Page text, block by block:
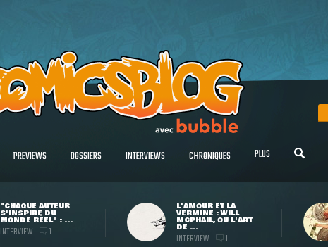
PREVIEWS DOSSIERS INTERVIEWS CHRONIQUES PLUS
"CHAQUE AUTEUR
S'INSPIRE DU
MONDE RÉEL" : ...
INTERVIEW 1
L'AMOUR ET LA
VERMINE : WILL
MCPHAIL, OU L'ART
DE ...
INTERVIEW 1